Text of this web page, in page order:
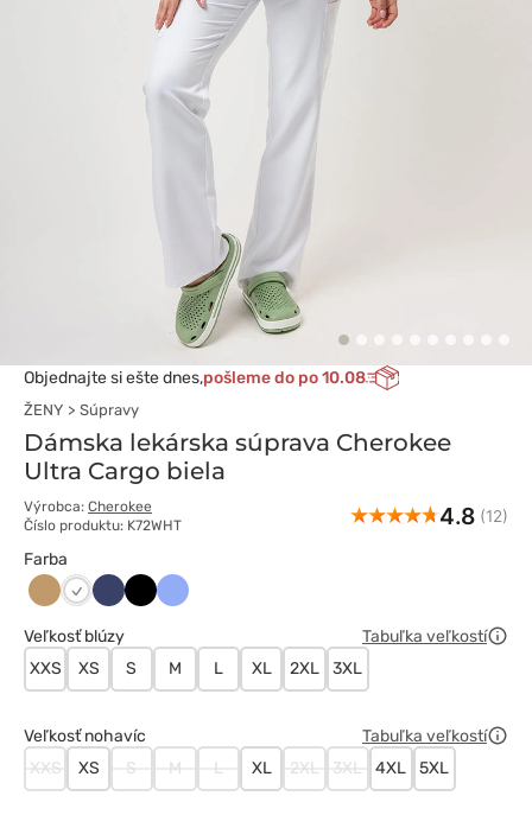
Objednajte si ešte dnes,pošleme do po 10.08
ŽENY Súpravy
Dámska lekárska súprava Cherokee
Ultra Cargo biela
Výrobca: Cherokee
Číslo produktu: K72WHT
4.8 (12)
Farba
Beżowy
Biały CiemnyCzarnyKlasyczny
Veľkosť blúzy
Tabuľka veľkostí
XXS
XS S M L XL 2XL 3XL
Veľkosť nohavíc
Tabuľka veľkostí
XXS
XS S M L XL 2XL 3XL 4XL 5XL